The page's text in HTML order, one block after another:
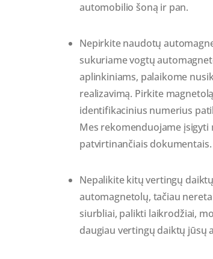
automobilio šoną ir pan.
Nepirkite naudotų
sukuriame vogtų
aplinkiniams, palaikome
realizavimą. Pirkite
identifikacinius numerius
Mes rekomenduojame
patvirtinančiais dokumentais.
Nepalikite kitų vertingų
automagnetolų, tačiau
siurbliai, palikti laikrodžiai,
daugiau vertingų daiktų jūsų